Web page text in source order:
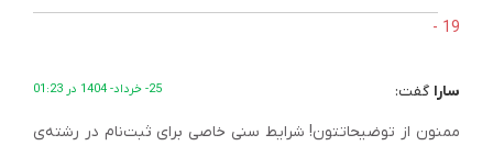
سارا گفت: 25- خرداد- 1404 در 01:23
ممنون از توضیحاتتون! شرایط سنی خاصی برای ثبت‌نام در رشته‌ی